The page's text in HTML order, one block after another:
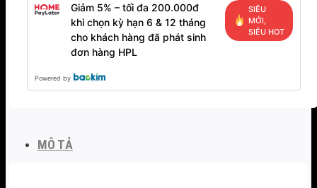
Giảm 5% – tối đa 200.000đ
khi chọn kỳ hạn 6 & 12 tháng
cho khách hàng đã phát sinh
đơn hàng HPL
SIÊU
MỚI,
SIÊU HOT
Powered by
MÔ TẢ